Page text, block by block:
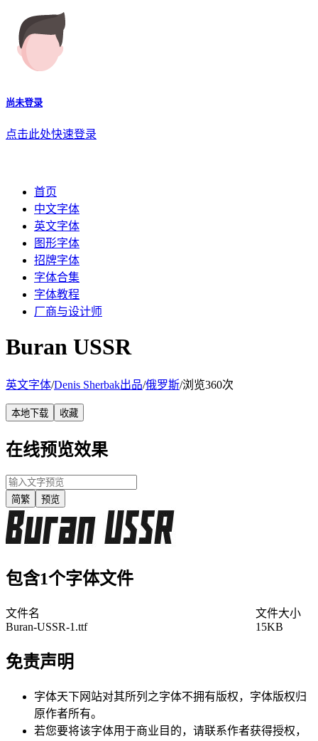
尚未登录
点击此处快速登录
首页
中文字体
英文字体
图形字体
招牌字体
字体合集
字体教程
厂商与设计师
Buran USSR
英文字体/Denis Sherbak出品/俄罗斯/浏览360次
本地下载 收藏
在线预览效果
简繁 预览
包含1个字体文件
文件名
文件大小
Buran-USSR-1.ttf
15KB
免责声明
字体天下网站对其所列之字体不拥有版权，字体版权归
原作者所有。
若您要将该字体用于商业目的，请联系作者获得授权，